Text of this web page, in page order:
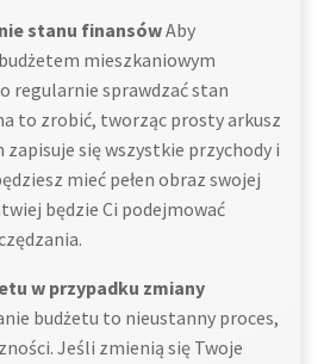
stanu finansówAby
mieszkaniowym
regularnie sprawdzać stan
to zrobić, tworząc prosty arkusz
się wszystkie przychody i
mieć pełen obraz swojej
będzie Ci podejmować
w przypadku zmiany
budżetu to nieustanny proces,
Jeśli zmienią się Twoje